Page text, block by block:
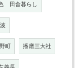
田舎暮らし
町 播磨三大社